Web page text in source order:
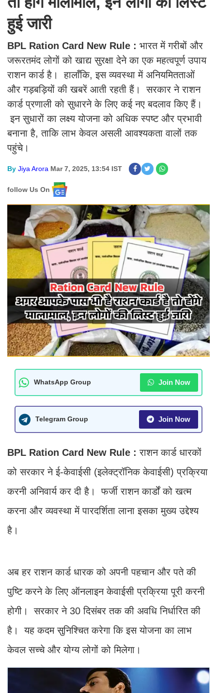
हुई जारी
BPL Ration Card New Rule : भारत में गरीबों और
जरूरतमंद लोगों को खाद्य सुरक्षा देने का एक महत्वपूर्ण उपाय
राशन कार्ड है। हालाँकि, इस व्यवस्था में अनियमितताओं
और गड़बड़ियों की खबरें आती रहती हैं। सरकार ने राशन
कार्ड प्रणाली को सुधारने के लिए कई नए बदलाव किए हैं।
इन सुधारों का लक्ष्य योजना को अधिक स्पष्ट और प्रभावी
बनाना है, ताकि लाभ केवल असली आवश्यकता वालों तक
पहुंचे।
By Jiya Arora Mar 7, 2025, 13:54 IST
follow Us On
WhatsApp Group Join Now
Telegram Group Join Now
BPL Ration Card New Rule : राशन कार्ड धारकों
को सरकार ने ई-केवाईसी (इलेक्ट्रॉनिक केवाईसी) प्रक्रिया
करनी अनिवार्य कर दी है। फर्जी राशन कार्डों को खत्म
करना और व्यवस्था में पारदर्शिता लाना इसका मुख्य उद्देश्य
है।
अब हर राशन कार्ड धारक को अपनी पहचान और पते की
पुष्टि करने के लिए ऑनलाइन केवाईसी प्रक्रिया पूरी करनी
होगी। सरकार ने 30 दिसंबर तक की अवधि निर्धारित की
है। यह कदम सुनिश्चित करेगा कि इस योजना का लाभ
केवल सच्चे और योग्य लोगों को मिलेगा।